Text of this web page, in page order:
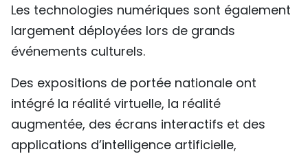
Les technologies numériques sont également
largement déployées lors de grands
événements culturels.
Des expositions de portée nationale ont
intégré la réalité virtuelle, la réalité
augmentée, des écrans interactifs et des
applications d’intelligence artificielle,